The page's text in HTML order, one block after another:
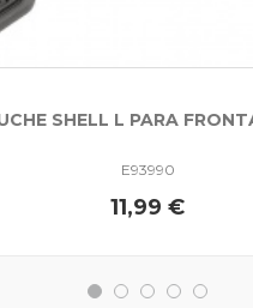
SHELL L PARA
E93990
11,99 €